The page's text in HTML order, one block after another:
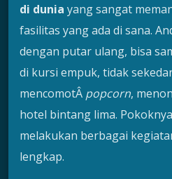
di dunia yang sangat
fasilitas yang ada di sana.
dengan putar ulang, bisa
di kursi empuk, tidak
mencomotÂ popcorn,
hotel bintang lima.
melakukan berbagai
lengkap.